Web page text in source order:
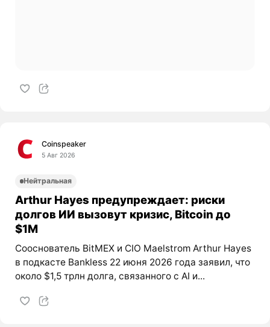
Coinspeaker
5 Авг 2026
Нейтральная
Arthur Hayes предупреждает: риски
долгов ИИ вызовут кризис, Bitcoin до
$1M
Сооснователь BitMEX и CIO Maelstrom Arthur Hayes
в подкасте Bankless 22 июня 2026 года заявил, что
около $1,5 трлн долга, связанного с AI и...